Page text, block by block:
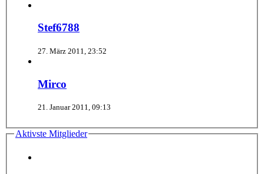
Stef6788
27. März 2011, 23:52
Mirco
21. Januar 2011, 09:13
Aktivste Mitglieder